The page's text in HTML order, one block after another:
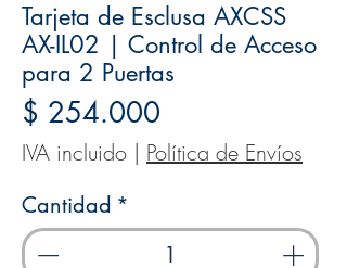
Tarjeta de Esclusa AXCSS
AX-IL02 | Control de Acceso
para 2 Puertas
$ 254.000
IVA incluido | Política de Envíos
Cantidad *